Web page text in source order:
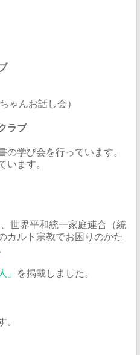
ゃんお話し会）
ラブ
の学び会を行っています。
います。
世界平和統一家庭連合（統
カルト宗教でお困りのかた
」 を掲載しました。